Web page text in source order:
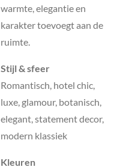
warmte, elegantie en
karakter toevoegt aan de
ruimte.
Stijl & sfeer
Romantisch, hotel chic,
luxe, glamour, botanisch,
elegant, statement decor,
modern klassiek
Kleuren